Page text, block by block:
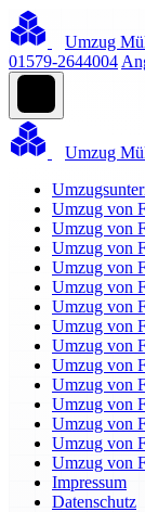
Umzug
01579-2644004
Umzug
Umzug von
Umzug von
Umzug von
Umzug von
Umzug von
Umzug von
Umzug von
Umzug von
Umzug von
Umzug von
Umzug von
Umzug von
Umzug von
Umzug von
Impressum
Datenschutz